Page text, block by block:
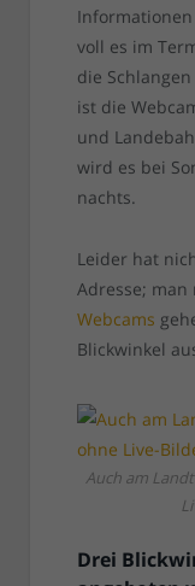
voll es im
die
ist die
und
wird es bei
nachts.
Leider hat
Adresse; man
Webcams
Blickwinkel
Auch am
Drei